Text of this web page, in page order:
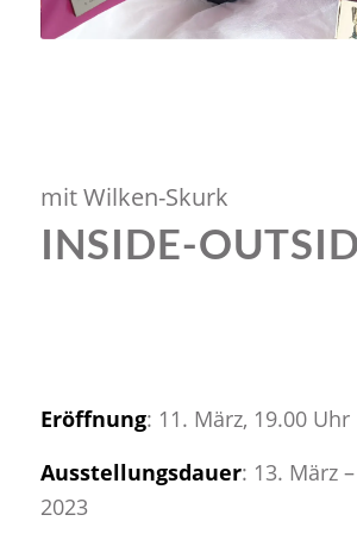
mit Wilken-Skurk
INSIDE-
Eröffnung: 11. März, 19.00 Uhr
Ausstellungsdauer: 13. März
2023